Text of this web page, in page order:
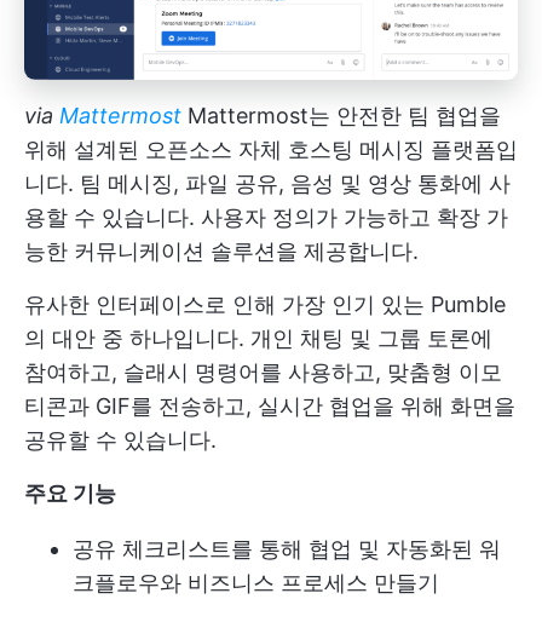
via Mattermost Mattermost는 안전한 팀 협업을
위해 설계된 오픈소스 자체 호스팅 메시징 플랫폼입
니다. 팀 메시징, 파일 공유, 음성 및 영상 통화에 사
용할 수 있습니다. 사용자 정의가 가능하고 확장 가
능한 커뮤니케이션 솔루션을 제공합니다.
유사한 인터페이스로 인해 가장 인기 있는 Pumble
의 대안 중 하나입니다. 개인 채팅 및 그룹 토론에
참여하고, 슬래시 명령어를 사용하고, 맞춤형 이모
티콘과 GIF를 전송하고, 실시간 협업을 위해 화면을
공유할 수 있습니다.
주요 기능
공유 체크리스트를 통해 협업 및 자동화된 워
크플로우와 비즈니스 프로세스 만들기